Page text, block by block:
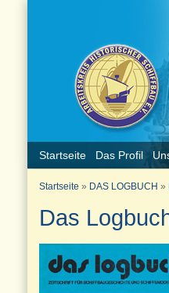
Startseite Das Profil
Startseite » DAS LOGBUCH »
Das